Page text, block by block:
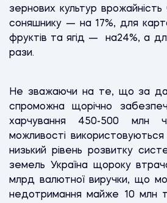
зернових культур
соняшнику — на 17%, для
фруктів та ягід — на24%, а
рази.
Не зважаючи на те, що за
спроможна щорічно
харчування 450-500 млн
можливості
низький рівень розвитку
земель Україна щороку
млрд валютної виручки, що
недотримання майже 10 млн